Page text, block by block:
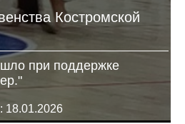
Костромской
при поддержке
18.01.2026